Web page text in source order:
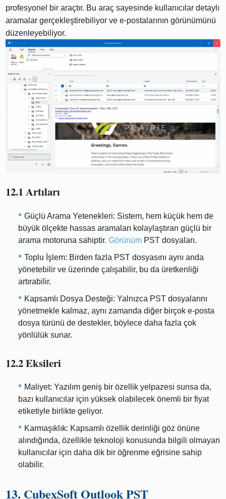
profesyonel bir araçtır. Bu araç sayesinde kullanıcılar detaylı
aramalar gerçekleştirebiliyor ve e-postalarının görünümünü
düzenleyebiliyor.
12.1 Artıları
Güçlü Arama Yetenekleri: Sistem, hem küçük hem de
büyük ölçekte hassas aramaları kolaylaştıran güçlü bir
arama motoruna sahiptir. Görünüm PST dosyaları.
Toplu İşlem: Birden fazla PST dosyasını aynı anda
yönetebilir ve üzerinde çalışabilir, bu da üretkenliği
artırabilir.
Kapsamlı Dosya Desteği: Yalnızca PST dosyalarını
yönetmekle kalmaz, aynı zamanda diğer birçok e-posta
dosya türünü de destekler, böylece daha fazla çok
yönlülük sunar.
12.2 Eksileri
Maliyet: Yazılım geniş bir özellik yelpazesi sunsa da,
bazı kullanıcılar için yüksek olabilecek önemli bir fiyat
etiketiyle birlikte geliyor.
Karmaşıklık: Kapsamlı özellik derinliği göz önüne
alındığında, özellikle teknoloji konusunda bilgili olmayan
kullanıcılar için daha dik bir öğrenme eğrisine sahip
olabilir.
13. CubexSoft Outlook PST